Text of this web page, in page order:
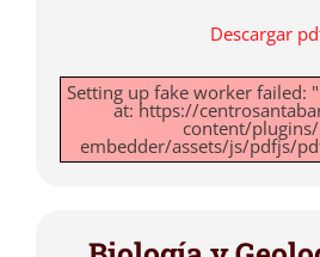
Descargar
Setting up fake worker failed:
at: https://
content/
embedder/assets/js/pdfjs/